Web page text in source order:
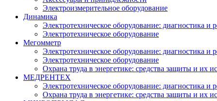
Электроизмерительное оборудование
Динамика
Электротехническое оборудование: диагностика и
Электротехническое оборудование
Мегомметр
Электротехническое оборудование: диагностика и
Электротехническое оборудование
Охрана труда в энергетике: средства защиты и их
МЕДРЕНТЕХ
Электротехническое оборудование: диагностика и
Охрана труда в энергетике: средства защиты и их